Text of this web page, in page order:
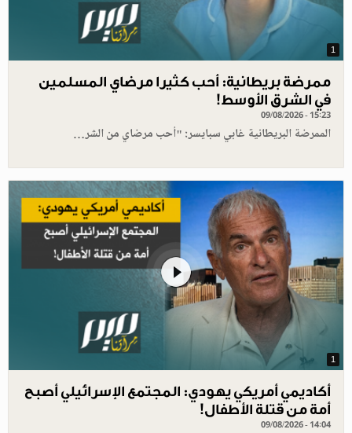
1
ممرضة بريطانية: أحب كثيرا مرضاي المسلمين
في الشرق الأوسط!
09/08/2026 - 15:23
الممرضة البريطانية غابي سبايسر: "أحب مرضاي من الشر…
1
أكاديمي أمريكي يهودي: المجتمع الإسرائيلي أصبح
أمة من قتلة الأطفال!
09/08/2026 - 14:04